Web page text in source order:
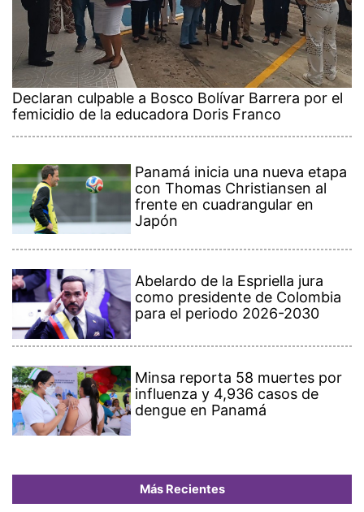
Declaran culpable a Bosco Bolívar Barrera por el
femicidio de la educadora Doris Franco
Panamá inicia una nueva etapa
con Thomas Christiansen al
frente en cuadrangular en
Japón
Abelardo de la Espriella jura
como presidente de Colombia
para el periodo 2026-2030
Minsa reporta 58 muertes por
influenza y 4,936 casos de
dengue en Panamá
Más Recientes